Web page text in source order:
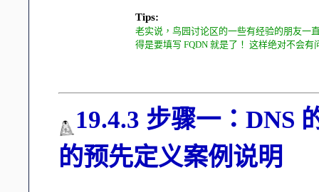
Tips:
老实说，鸟园讨论区的一些有经验的朋友一
得是要填写 FQDN 就是了！ 这样绝对不会有
19.4.3 步骤一：DNS
的预先定义案例说明